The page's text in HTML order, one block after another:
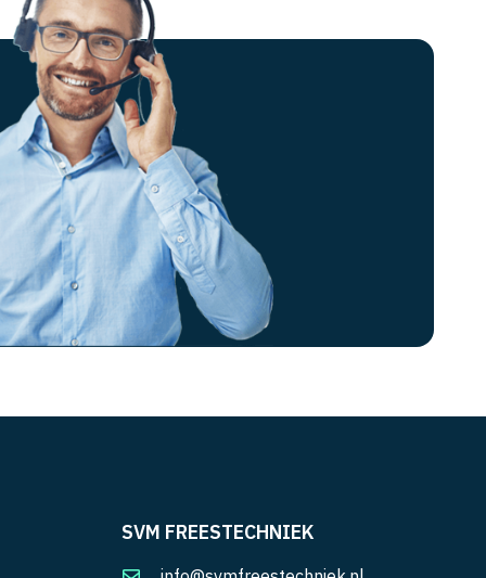
SVM FREESTECHNIEK